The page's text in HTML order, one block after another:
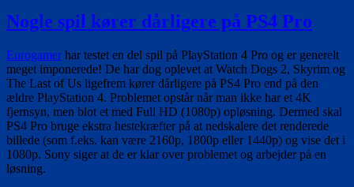
Pro
med
standard
PlayStation
4
Nogle spil kører dårligere på PS4 Pro
Eurogamer har testet en del spil på PlayStation 4 Pro og er generelt
meget imponerede! De har dog oplevet at Watch Dogs 2, Skyrim og
The Last of Us ligefrem kører dårligere på PS4 Pro end på den
ældre PlayStation 4. Problemet opstår når man ikke har et 4K
fjernsyn, men blot et med Full HD (1080p) opløsning. Dermed skal
PS4 Pro bruge ekstra hestekræfter på at nedskalere det renderede
billede (som f.eks. kan være 2160p, 1800p eller 1440p) og vise det i
1080p. Sony siger at de er klar over problemet og arbejder på en
løsning.